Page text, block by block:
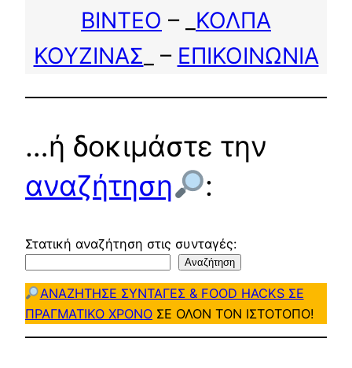
ΒΙΝΤΕΟ – _ ΚΟΛΠΑ
ΚΟΥΖΙΝΑΣ _ – ΕΠΙΚΟΙΝΩΝΙΑ
…ή δοκιμάστε την
αναζήτηση
:
Στατική αναζήτηση στις συνταγές:
Αναζήτηση
ΑΝΑΖΗΤΗΣΕ ΣΥΝΤΑΓΕΣ & FOOD HACKS ΣΕ
ΠΡΑΓΜΑΤΙΚΟ ΧΡΟΝΟ ΣΕ ΟΛΟΝ ΤΟΝ ΙΣΤΟΤΟΠΟ!